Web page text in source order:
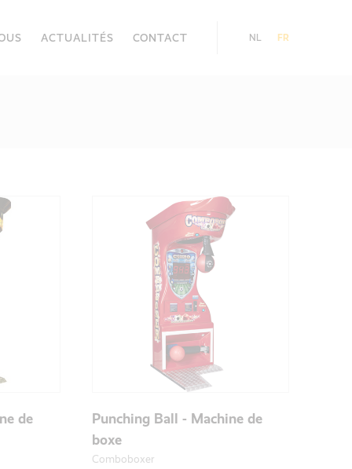
ACTUALITÉS CONTACT NL FR
de
Punching Ball - Machine de
boxe
Comboboxer